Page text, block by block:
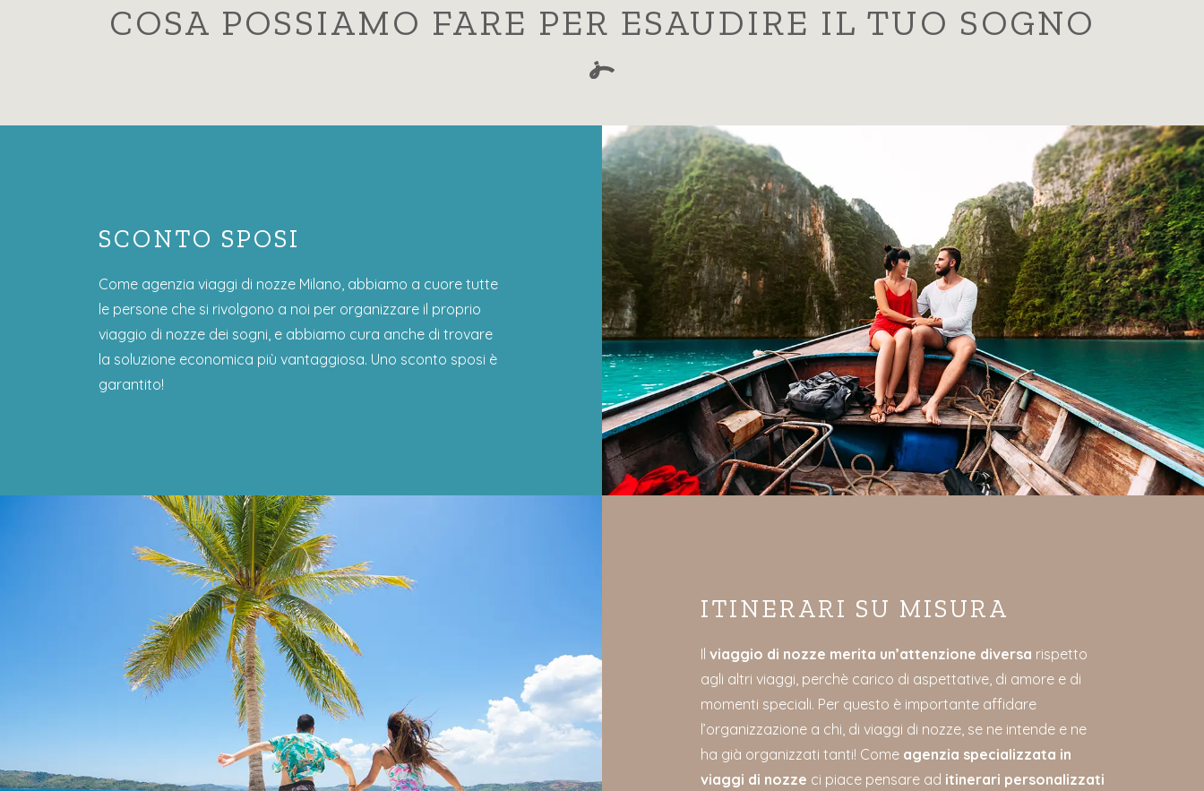
COSA POSSIAMO FARE PER ESAUDIRE IL TUO SOGNO
SCONTO SPOSI
Come agenzia viaggi di nozze Milano, abbiamo a cuore tutte
le persone che si rivolgono a noi per organizzare il proprio
viaggio di nozze dei sogni, e abbiamo cura anche di trovare
la soluzione economica più vantaggiosa. Uno sconto sposi è
garantito!
ITINERARI SU MISURA
Il viaggio di nozze merita un’attenzione diversa rispetto
agli altri viaggi, perchè carico di aspettative, di amore e di
momenti speciali. Per questo è importante affidare
l’organizzazione a chi, di viaggi di nozze, se ne intende e ne
ha già organizzati tanti! Come agenzia specializzata in
viaggi di nozze ci piace pensare ad itinerari personalizzati